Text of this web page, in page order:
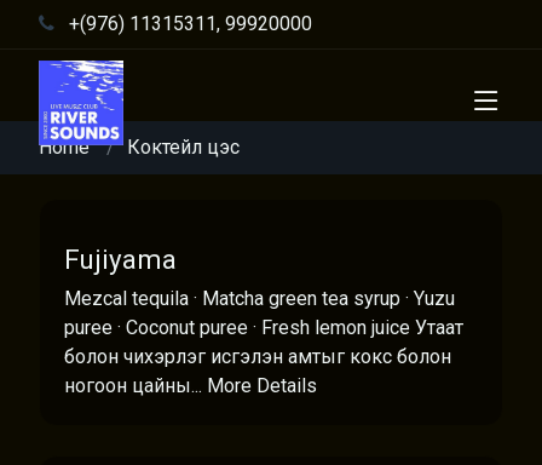
+(976) 11315311, 99920000
Home Коктейл цэс
Fujiyama
Mezcal tequila · Matcha green tea syrup · Yuzu
puree · Coconut puree · Fresh lemon juice Утаат
болон чихэрлэг исгэлэн амтыг кокс болон
ногоон цайны... More Details